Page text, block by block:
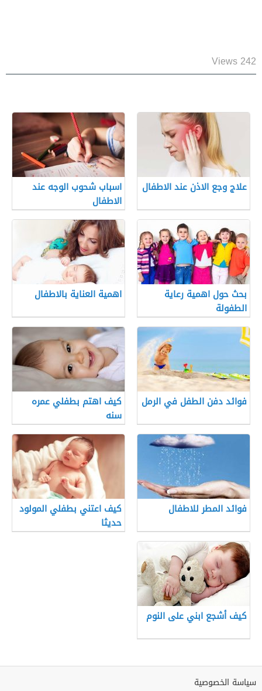
242 Views
علاج وجع الاذن عند الاطفال
اسباب شحوب الوجه عند
الاطفال
بحث حول اهمية رعاية
الطفولة
اهمية العناية بالاطفال
فوائد دفن الطفل في الرمل
كيف اهتم بطفلي عمره
سنه
فوائد المطر للاطفال
كيف اعتني بطفلي المولود
حديثا
كيف أشجع ابني على النوم
سياسة الخصوصية